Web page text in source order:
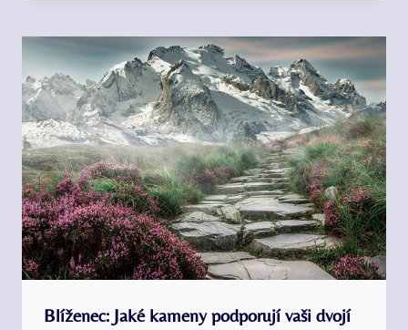
Blíženec: Jaké kameny podporují vaši dvojí